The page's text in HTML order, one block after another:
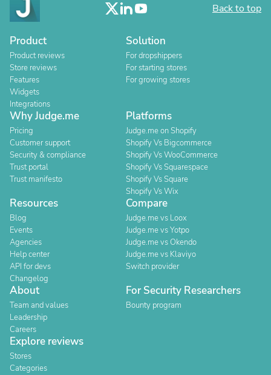
Back to top
Product
Product reviews
Store reviews
Features
Widgets
Integrations
Solution
For dropshippers
For starting stores
For growing stores
Why Judge.me
Pricing
Customer support
Security & compliance
Trust portal
Trust manifesto
Platforms
Judge.me on Shopify
Shopify Vs Bigcommerce
Shopify Vs WooCommerce
Shopify Vs Squarespace
Shopify Vs Square
Shopify Vs Wix
Resources
Blog
Events
Agencies
Help center
API for devs
Changelog
Compare
Judge.me vs Loox
Judge.me vs Yotpo
Judge.me vs Okendo
Judge.me vs Klaviyo
Switch provider
About
Team and values
Leadership
Careers
For Security Researchers
Bounty program
Explore reviews
Stores
Categories